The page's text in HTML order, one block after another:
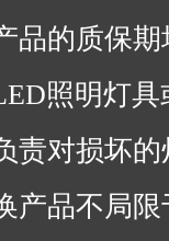
品的质保
照明灯
责对损坏
产品不局